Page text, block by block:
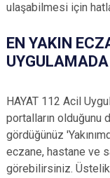
ulaşabilmesi için
EN YAKIN
HAYAT 112 Acil
portalların olduğunu
gördüğünüz
eczane, hastane ve
görebilirsiniz. Üstelik